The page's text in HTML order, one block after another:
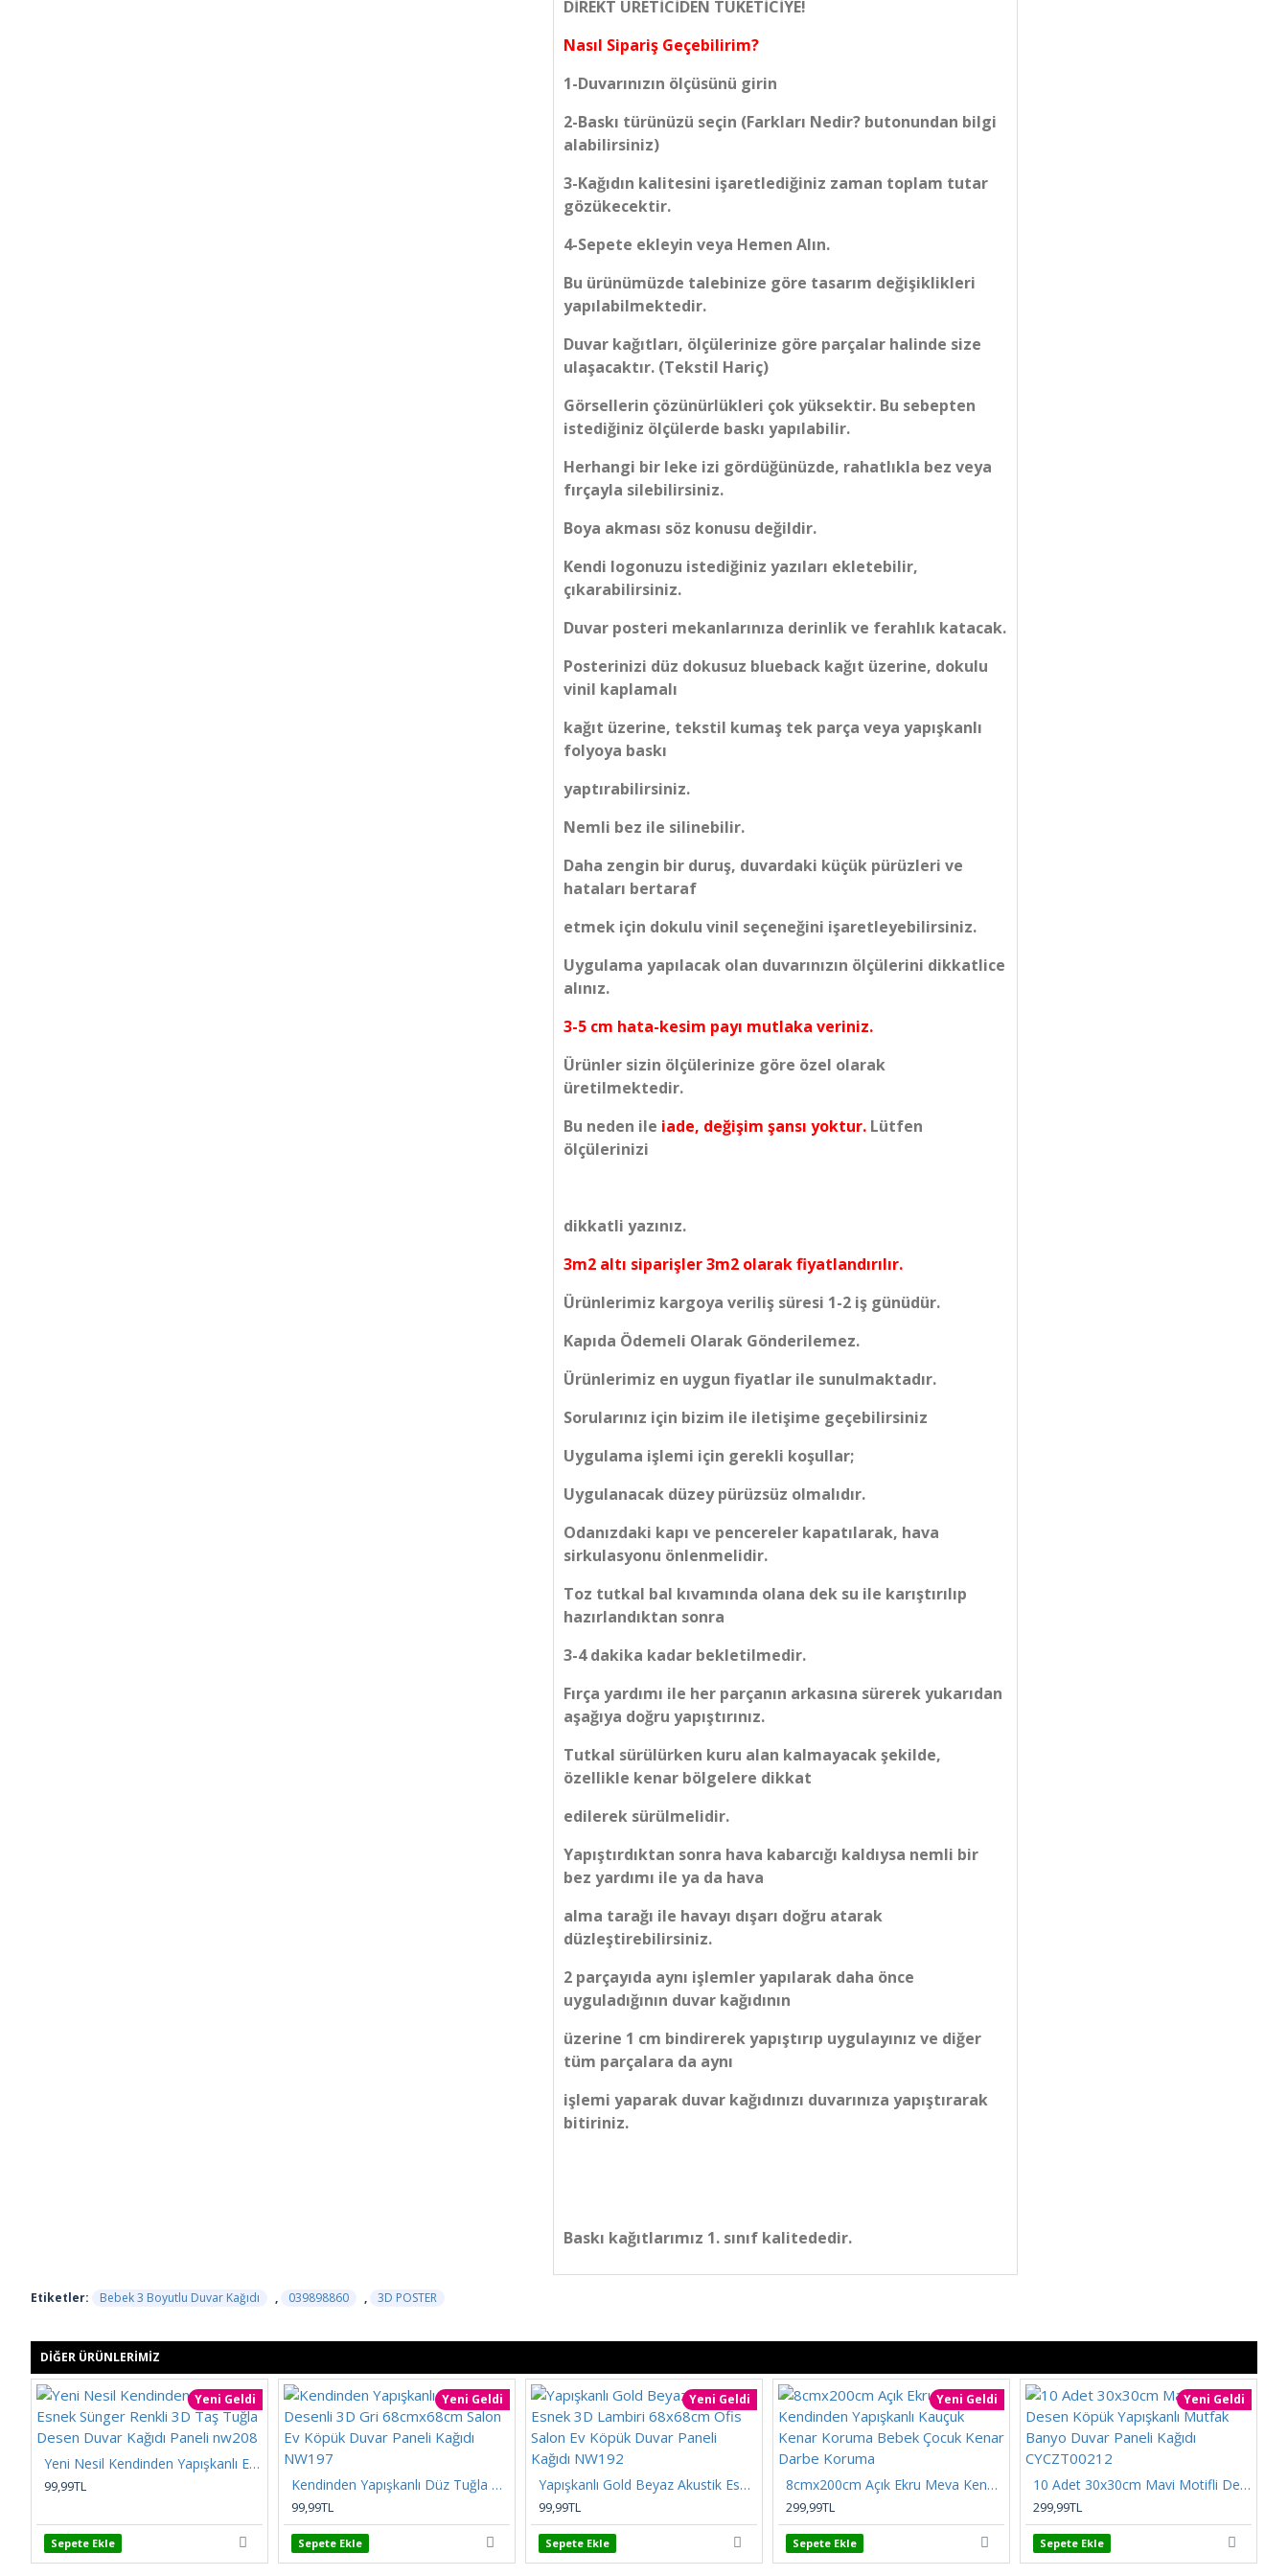
DİREKT ÜRETİCİDEN TÜKETİCİYE!
Nasıl Sipariş Geçebilirim?
1-Duvarınızın ölçüsünü girin
2-Baskı türünüzü seçin (Farkları Nedir? butonundan bilgi
alabilirsiniz)
3-Kağıdın kalitesini işaretlediğiniz zaman toplam tutar
gözükecektir.
4-Sepete ekleyin veya Hemen Alın.
Bu ürünümüzde talebinize göre tasarım değişiklikleri
yapılabilmektedir.
Duvar kağıtları, ölçülerinize göre parçalar halinde size
ulaşacaktır. (Tekstil Hariç)
Görsellerin çözünürlükleri çok yüksektir. Bu sebepten
istediğiniz ölçülerde baskı yapılabilir.
Herhangi bir leke izi gördüğünüzde, rahatlıkla bez veya
fırçayla silebilirsiniz.
Boya akması söz konusu değildir.
Kendi logonuzu istediğiniz yazıları ekletebilir,
çıkarabilirsiniz.
Duvar posteri mekanlarınıza derinlik ve ferahlık katacak.
Posterinizi düz dokusuz blueback kağıt üzerine, dokulu
vinil kaplamalı
kağıt üzerine, tekstil kumaş tek parça veya yapışkanlı
folyoya baskı
yaptırabilirsiniz.
Nemli bez ile silinebilir.
Daha zengin bir duruş, duvardaki küçük pürüzleri ve
hataları bertaraf
etmek için dokulu vinil seçeneğini işaretleyebilirsiniz.
Uygulama yapılacak olan duvarınızın ölçülerini dikkatlice
alınız.
3-5 cm hata-kesim payı mutlaka veriniz.
Ürünler sizin ölçülerinize göre özel olarak
üretilmektedir.
Bu neden ile iade, değişim şansı yoktur. Lütfen
ölçülerinizi
dikkatli yazınız.
3m2 altı siparişler 3m2 olarak fiyatlandırılır.
Ürünlerimiz kargoya veriliş süresi 1-2 iş günüdür.
Kapıda Ödemeli Olarak Gönderilemez.
Ürünlerimiz en uygun fiyatlar ile sunulmaktadır.
Sorularınız için bizim ile iletişime geçebilirsiniz
Uygulama işlemi için gerekli koşullar;
Uygulanacak düzey pürüzsüz olmalıdır.
Odanızdaki kapı ve pencereler kapatılarak, hava
sirkulasyonu önlenmelidir.
Toz tutkal bal kıvamında olana dek su ile karıştırılıp
hazırlandıktan sonra
3-4 dakika kadar bekletilmedir.
Fırça yardımı ile her parçanın arkasına sürerek yukarıdan
aşağıya doğru yapıştırınız.
Tutkal sürülürken kuru alan kalmayacak şekilde,
özellikle kenar bölgelere dikkat
edilerek sürülmelidir.
Yapıştırdıktan sonra hava kabarcığı kaldıysa nemli bir
bez yardımı ile ya da hava
alma tarağı ile havayı dışarı doğru atarak
düzleştirebilirsiniz.
2 parçayıda aynı işlemler yapılarak daha önce
uyguladığının duvar kağıdının
üzerine 1 cm bindirerek yapıştırıp uygulayınız ve diğer
tüm parçalara da aynı
işlemi yaparak duvar kağıdınızı duvarınıza yapıştırarak
bitiriniz.
Baskı kağıtlarımız 1. sınıf kalitededir.
Etiketler: Bebek 3 Boyutlu Duvar Kağıdı , 039898860 , 3D POSTER
DIĞER ÜRÜNLERIMIZ
Yeni Geldi
Yeni Nesil Kendinden Yapışkanlı Esnek Sünger Renkli 3D Taş Tuğla Desen Duvar Kağıdı Paneli nw208
99,99TL
Sepete Ekle
Yeni Geldi
Kendinden Yapışkanlı Düz Tuğla Desenli 3D Gri 68cmx68cm Salon Ev Köpük Duvar Paneli Kağıdı NW197
99,99TL
Sepete Ekle
Yeni Geldi
Yapışkanlı Gold Beyaz Akustik Esnek 3D Lambiri 68x68cm Ofis Salon Ev Köpük Duvar Paneli Kağıdı NW192
99,99TL
Sepete Ekle
Yeni Geldi
8cmx200cm Açık Ekru Meva Kendinden Yapışkanlı Kauçuk Kenar Koruma Bebek Çocuk Kenar Darbe Koruma
299,99TL
Sepete Ekle
Yeni Geldi
10 Adet 30x30cm Mavi Motifli Desen Köpük Yapışkanlı Mutfak Banyo Duvar Paneli Kağıdı CYCZT00212
299,99TL
Sepete Ekle